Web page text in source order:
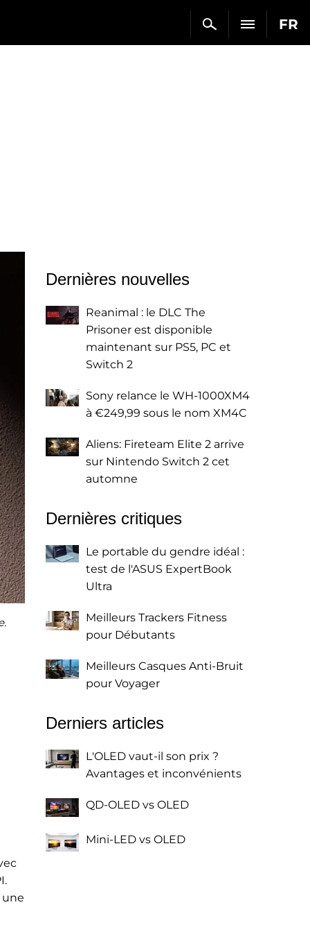
FR
une
Dernières nouvelles
Reanimal : le DLC The
Prisoner est disponible
maintenant sur PS5, PC et
Switch 2
Sony relance le WH-1000XM4
à €249,99 sous le nom XM4C
Aliens: Fireteam Elite 2 arrive
sur Nintendo Switch 2 cet
automne
Dernières critiques
Le portable du gendre idéal :
test de l'ASUS ExpertBook
Ultra
Meilleurs Trackers Fitness
pour Débutants
Meilleurs Casques Anti-Bruit
pour Voyager
Derniers articles
L'OLED vaut-il son prix ?
Avantages et inconvénients
QD-OLED vs OLED
Mini-LED vs OLED